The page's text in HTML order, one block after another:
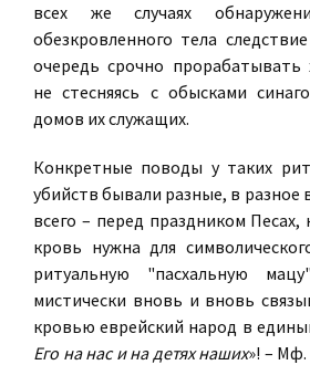
всех же случаях
обезкровленного тела
очередь срочно прорабатывать
не стесняясь с обысками
домов их служащих.
Конкретные поводы у таких
убийств бывали разные, в разное
всего – перед праздником Песах,
кровь нужна для
ритуальную "пасхальную
мистически вновь и вновь
кровью еврейский народ в
Его на нас и на детях наших»! – Мф.